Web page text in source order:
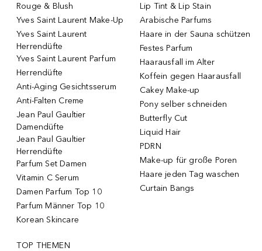
Rouge & Blush
Yves Saint Laurent Make-Up
Yves Saint Laurent
Herrendüfte
Yves Saint Laurent Parfum
Herrendüfte
Anti-Aging Gesichtsserum
Anti-Falten Creme
Jean Paul Gaultier
Damendüfte
Jean Paul Gaultier
Herrendüfte
Parfum Set Damen
Vitamin C Serum
Damen Parfum Top 10
Parfum Männer Top 10
Korean Skincare
Lip Tint & Lip Stain
Arabische Parfums
Haare in der Sauna schützen
Festes Parfum
Haarausfall im Alter
Koffein gegen Haarausfall
Cakey Make-up
Pony selber schneiden
Butterfly Cut
Liquid Hair
PDRN
Make-up für große Poren
Haare jeden Tag waschen
Curtain Bangs
TOP THEMEN